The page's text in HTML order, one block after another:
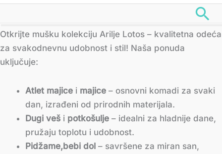
Otkrijte mušku kolekciju Arilje Lotos – kvalitetna odeća
za svakodnevnu udobnost i stil! Naša ponuda
uključuje:
Atlet majice i majice – osnovni komadi za svaki
dan, izrađeni od prirodnih materijala.
Dugi veš i potkošulje – idealni za hladnije dane,
pružaju toplotu i udobnost.
Pidžame,bebi dol – savršene za miran san,
Сортирано
по
најновијем